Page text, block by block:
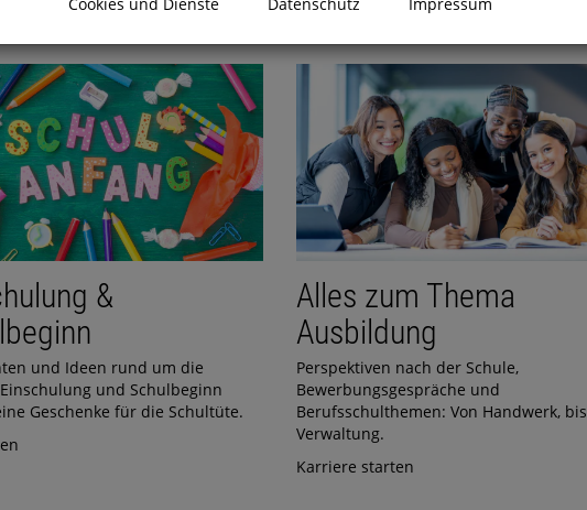
&
und Ideen rund um die
und Schulbeginn
Geschenke für die Schultüte.
Alles zum Thema
Ausbildung
Perspektiven nach der Schule,
Bewerbungsgespräche und
Berufsschulthemen: Von Handwerk, bis
Verwaltung.
Karriere starten